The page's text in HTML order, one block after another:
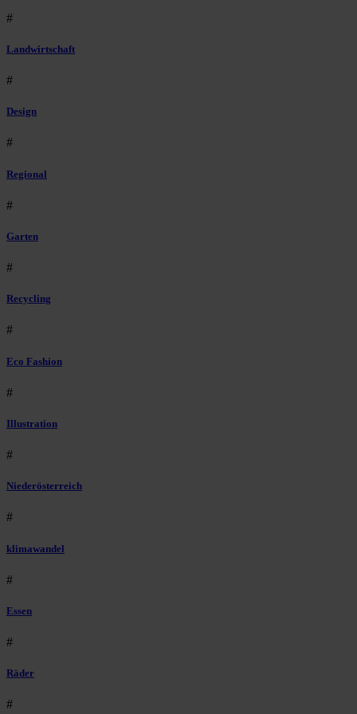
#
Landwirtschaft
#
Design
#
Regional
#
Garten
#
Recycling
#
Eco Fashion
#
Illustration
#
Niederösterreich
#
klimawandel
#
Essen
#
Räder
#